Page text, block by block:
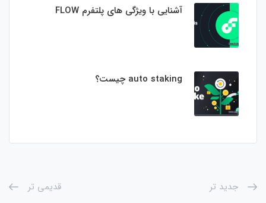
آشنایی با ویژگی های پلتفرم FLOW
auto staking چیست؟
جدید تر قدیمی تر